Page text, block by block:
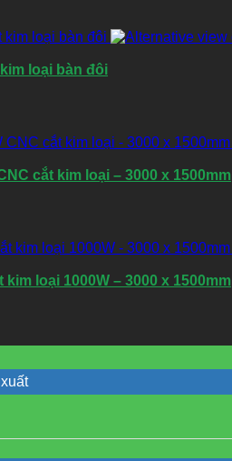
loại bàn đôi
cắt kim loại – 3000 x 1500mm
kim loại 1000W – 3000 x 1500mm